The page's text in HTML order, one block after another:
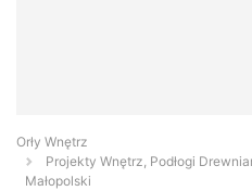
Orły Wnętrz
Projekty Wnętrz, Podłogi
Małopolski